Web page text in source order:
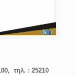
τηλ. : 25210